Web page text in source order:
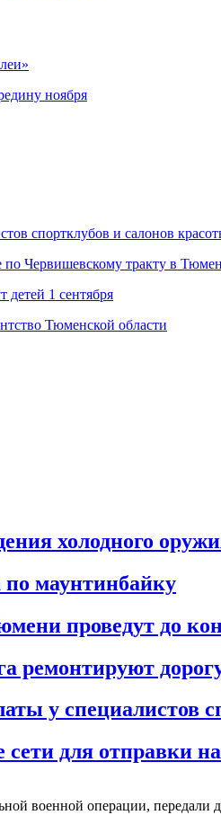
ноября
спортклубов и салонов
по Червишевскому тракту в
1 сентября
Тюменской области
холодного
маунтинбайку
проведут до
ремонтируют
у специалистов
для отправки
военной операции, передали